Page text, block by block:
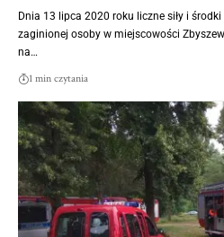
Dnia 13 lipca 2020 roku liczne siły i
zaginionej osoby w miejscowości
na…
1 min czytania